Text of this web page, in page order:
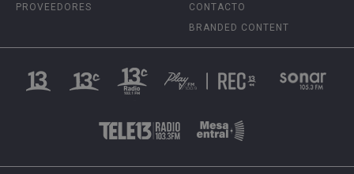
PROVEEDORES
CONTACTO
BRANDED CONTENT